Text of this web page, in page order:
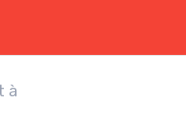
à